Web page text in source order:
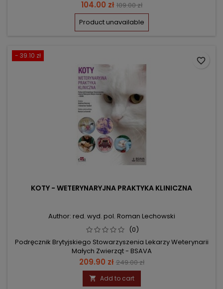
Price
104.00 zł Regular
price
109.00 zł
Product unavailable
- 39.10 zł
KOTY - WETERYNARYJNA PRAKTYKA KLINICZNA
Author: red. wyd. pol. Roman Lechowski
(0)
Podręcznik Brytyjskiego Stowarzyszenia Lekarzy Weterynarii
Małych Zwierząt - BSAVA
Price
209.90 zł Regular
price
249.00 zł
 Add to cart
favorite_border